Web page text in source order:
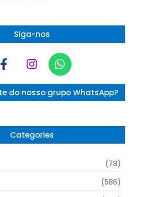
Siga-nos
do nosso grupo WhatsApp?
Categories
(78)
(586)